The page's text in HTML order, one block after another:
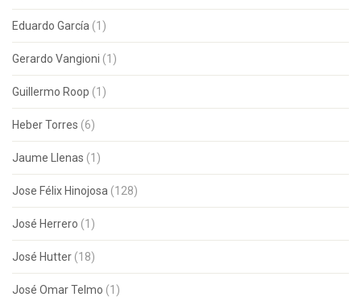
Eduardo García (1)
Gerardo Vangioni (1)
Guillermo Roop (1)
Heber Torres (6)
Jaume Llenas (1)
Jose Félix Hinojosa (128)
José Herrero (1)
José Hutter (18)
José Omar Telmo (1)